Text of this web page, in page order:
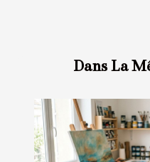
Dans La